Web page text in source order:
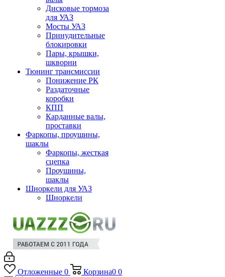
Дисковые тормоза
для УАЗ
Мосты УАЗ
Принудительные
блокировки
Пары, крышки,
шкворни
Тюнинг трансмиссии
Понижение РК
Раздаточные
коробки
КПП
Карданные валы,
проставки
Фаркопы, проушины,
шаклы
Фаркопы, жесткая
сцепка
Проушины,
шаклы
Шноркели для УАЗ
Шноркели
Отложенные 0 Корзина0 0